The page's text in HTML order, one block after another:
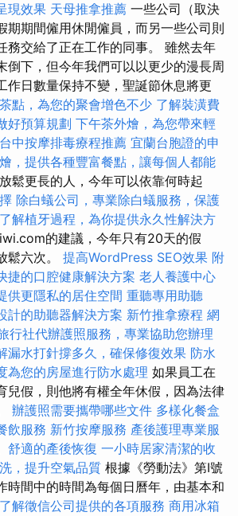
現效果 天母推拿推薦 一些公司（取決
期期間僱用休閒僱員，而另一些公司則
務交給了正在工作的同事。 雖然去年
倒下，但今年我們可以以更少的漫長周
作日數量保持不變，聖誕節休息將更
點，為您的聚會增色不少 了解裝潢費
好預算規劃 下午茶外燴，為您帶來輕
台中按摩排毒療程推薦 宜蘭台胞證的申
，提供各種豐富餐點，讓每個人都能
鬆更長的人，今年可以依靠何時起
除白蟻公司，專業除白蟻服務，保護
了解植牙過程，為你提供永久性解決方
的建議，今年只有20天的假
鬆六次。 提高WordPress SEO效果 附
捷的口腔健康解決方案 老人養護中心
供更隱私的居住空間 重聽專用助聽
計的助聽器解決方案 新竹推拿療程 網
行社代辦護照服務，專業協助您辦理
漏水打針撐多久，確保修復效果 防水
為您的房屋進行防水處理 如果員工在
兒假，則他將有權全年休假，因為法律
辦護照需要攜帶哪些文件 多樣化餐盒
飲服務 新竹按摩服務 產後護理專業服
舒適的產後恢復 一小時居家清潔的收
，提升空氣品質 根據《勞動法》第I號
時間中的時間為每個日曆年，由基本和
了解徵信公司提供的各項服務 商用冰箱